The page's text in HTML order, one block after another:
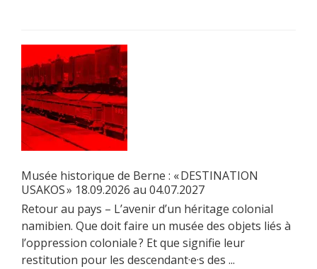
Musée historique de Berne : « DESTINATION
USAKOS » 18.09.2026 au 04.07.2027
Retour au pays – L’avenir d’un héritage colonial
namibien. Que doit faire un musée des objets liés à
l’oppression coloniale ? Et que signifie leur
restitution pour les descendant·e·s des ...